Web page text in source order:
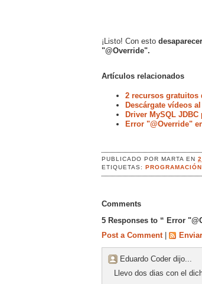
¡Listo! Con esto
"@Override".
Artículos relacionados
2 recursos gratuitos
Descárgate vídeos
Driver MySQL
Error "@Override"
PUBLICADO PORMARTAEN
ETIQUETAS:
Comments
5 Responses to “ Error
Post a Comment
Eduardo Coder dijo...
Llevo dos dias con el